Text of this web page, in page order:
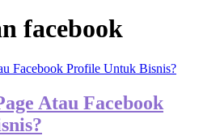
facebook
Atau Facebook